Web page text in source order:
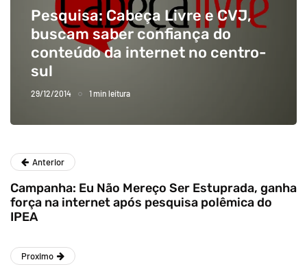
Pesquisa: Cabeça Livre e CVJ,
buscam saber confiança do
conteúdo da internet no centro-
sul
29/12/2014 1 min leitura
Anterior
Campanha: Eu Não Mereço Ser Estuprada, ganha
força na internet após pesquisa polêmica do
IPEA
Proximo